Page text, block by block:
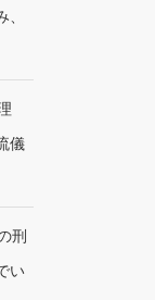
儀
刑
い